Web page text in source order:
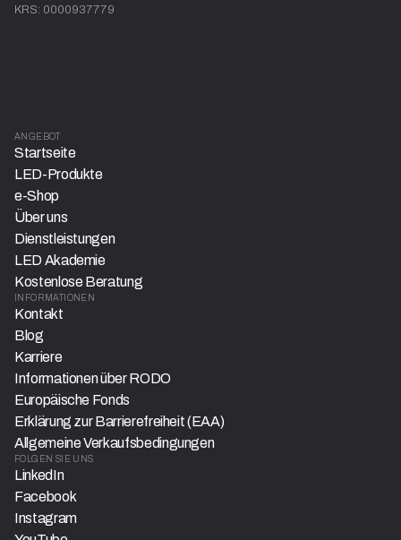
KRS: 0000937779
ANGEBOT
Startseite
LED-Produkte
e-Shop
Über uns
Dienstleistungen
LED Akademie
Kostenlose Beratung
INFORMATIONEN
Kontakt
Blog
Karriere
Informationen über RODO
Europäische Fonds
Erklärung zur Barrierefreiheit (EAA)
Allgemeine Verkaufsbedingungen
FOLGEN SIE UNS
LinkedIn
Facebook
Instagram